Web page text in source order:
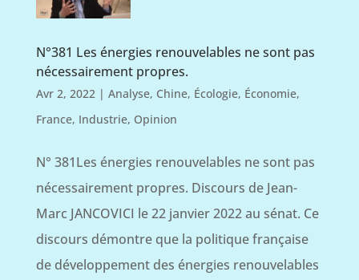
N°381 Les énergies renouvelables ne sont pas
nécessairement propres.
Avr 2, 2022 | Analyse, Chine, Écologie, Économie,
France, Industrie, Opinion
N° 381Les énergies renouvelables ne sont pas
nécessairement propres. Discours de Jean-
Marc JANCOVICI le 22 janvier 2022 au sénat. Ce
discours démontre que la politique française
de développement des énergies renouvelables